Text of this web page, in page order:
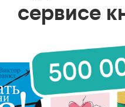
сервисе